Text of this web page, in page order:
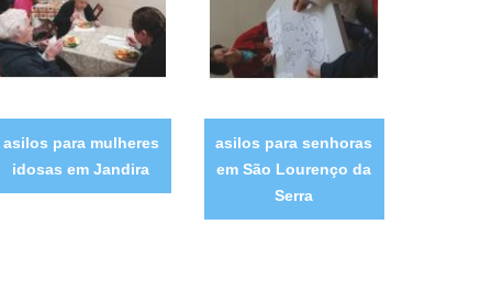
asilos para mulheres
idosas em Jandira
asilos para senhoras
em São Lourenço da
Serra